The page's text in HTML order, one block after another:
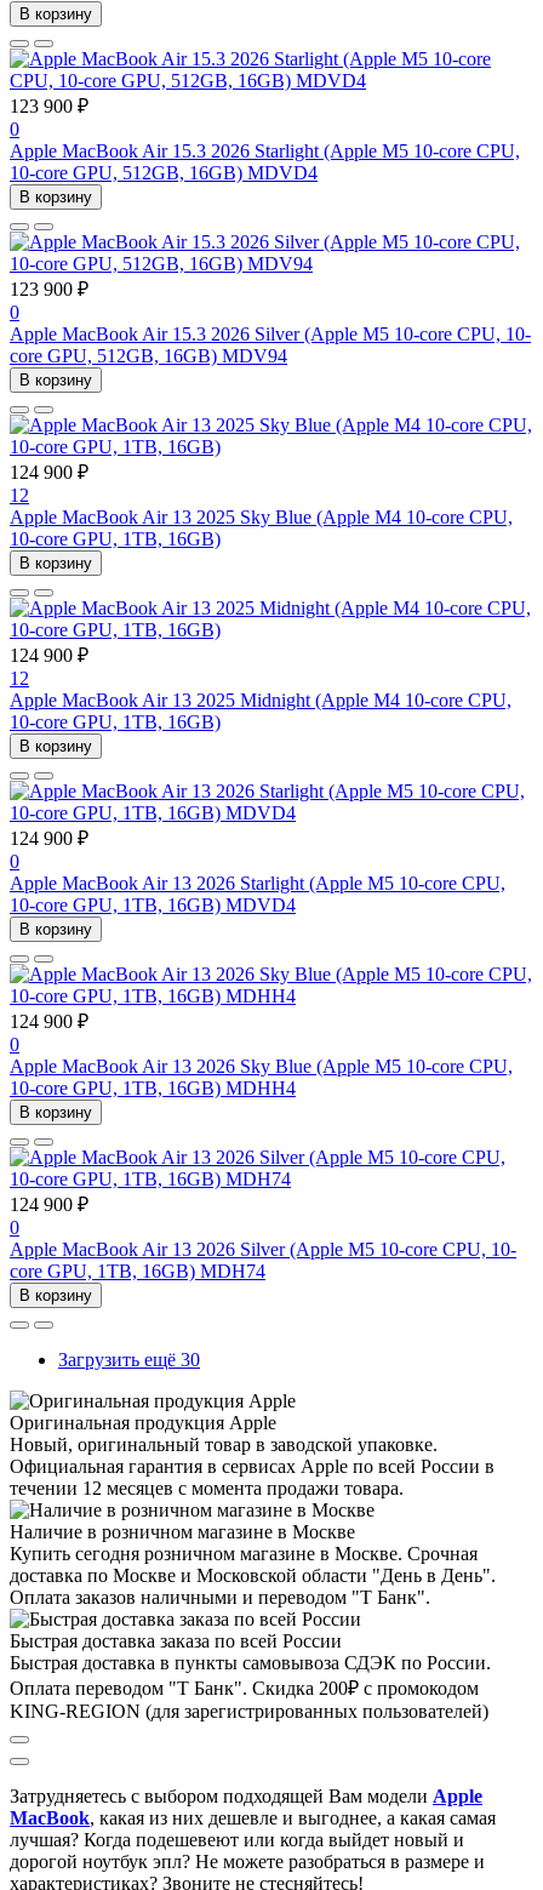
В корзину
123 900 ₽
0
Apple MacBook Air 15.3 2026 Starlight (Apple M5 10-core CPU,
10-core GPU, 512GB, 16GB) MDVD4
В корзину
123 900 ₽
0
Apple MacBook Air 15.3 2026 Silver (Apple M5 10-core CPU, 10-
core GPU, 512GB, 16GB) MDV94
В корзину
124 900 ₽
12
Apple MacBook Air 13 2025 Sky Blue (Apple M4 10-core CPU,
10-core GPU, 1TB, 16GB)
В корзину
124 900 ₽
12
Apple MacBook Air 13 2025 Midnight (Apple M4 10-core CPU,
10-core GPU, 1TB, 16GB)
В корзину
124 900 ₽
0
Apple MacBook Air 13 2026 Starlight (Apple M5 10-core CPU,
10-core GPU, 1TB, 16GB) MDVD4
В корзину
124 900 ₽
0
Apple MacBook Air 13 2026 Sky Blue (Apple M5 10-core CPU,
10-core GPU, 1TB, 16GB) MDHH4
В корзину
124 900 ₽
0
Apple MacBook Air 13 2026 Silver (Apple M5 10-core CPU, 10-
core GPU, 1TB, 16GB) MDH74
В корзину
Загрузить ещё 30
Оригинальная продукция Apple
Новый, оригинальный товар в заводской упаковке.
Официальная гарантия в сервисах Apple по всей России в
течении 12 месяцев с момента продажи товара.
Наличие в розничном магазине в Москве
Купить сегодня розничном магазине в Москве. Срочная
доставка по Москве и Московской области "День в День".
Оплата заказов наличными и переводом "Т Банк".
Быстрая доставка заказа по всей России
Быстрая доставка в пункты самовывоза СДЭК по России.
Оплата переводом "Т Банк". Скидка 200₽ с промокодом
KING-REGION (для зарегистрированных пользователей)
Затрудняетесь с выбором подходящей Вам модели Apple
MacBook, какая из них дешевле и выгоднее, а какая самая
лучшая? Когда подешевеют или когда выйдет новый и
дорогой ноутбук эпл? Не можете разобраться в размере и
характеристиках? Звоните не стесняйтесь!